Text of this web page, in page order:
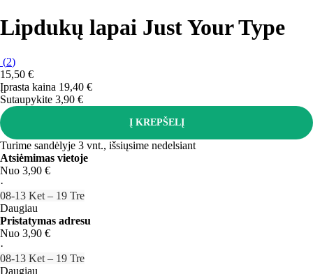
Lipdukų lapai Just Your Type
(2)
15,50 €
Įprasta kaina 19,40 €
Sutaupykite 3,90 €
Į KREPŠELĮ
Turime sandėlyje 3 vnt., išsiųsime nedelsiant
Atsiėmimas vietoje
Nuo 3,90 €
·
08‑13 Ket – 19 Tre
Daugiau
Pristatymas adresu
Nuo 3,90 €
·
08‑13 Ket – 19 Tre
Daugiau